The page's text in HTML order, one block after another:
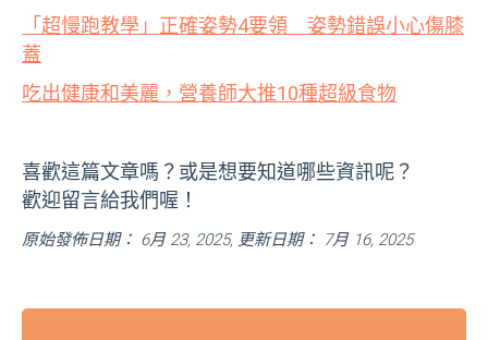
「超慢跑教學」正確姿勢4要領 姿勢錯誤小心傷膝
蓋
吃出健康和美麗，營養師大推10種超級食物
喜歡這篇文章嗎？或是想要知道哪些資訊呢？
歡迎留言給我們喔！
原始發佈日期： 6月 23, 2025, 更新日期： 7月 16, 2025